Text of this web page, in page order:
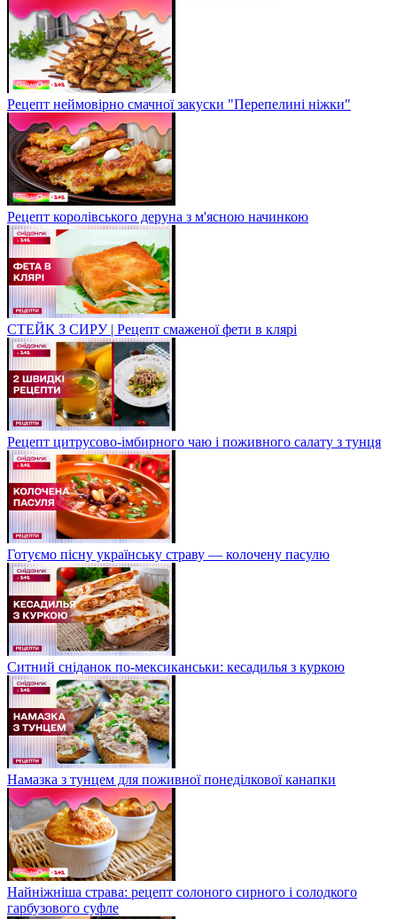
Рецепт неймовірно смачної закуски "Перепелині ніжки"
Рецепт королівського деруна з м'ясною начинкою
СТЕЙК З СИРУ | Рецепт смаженої фети в клярі
Рецепт цитрусово-імбирного чаю і поживного салату з тунця
Готуємо пісну українську страву — колочену пасулю
Ситний сніданок по-мексиканськи: кесадилья з куркою
Намазка з тунцем для поживної понеділкової канапки
Найніжніша страва: рецепт солоного сирного і солодкого
гарбузового суфле